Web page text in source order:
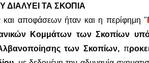
ΤΑ ΣΚΟΠΙΑ
αποφάσεων ήταν και η περίφημη "
Κομμάτων των Σκοπίων
των Σκοπίων, π